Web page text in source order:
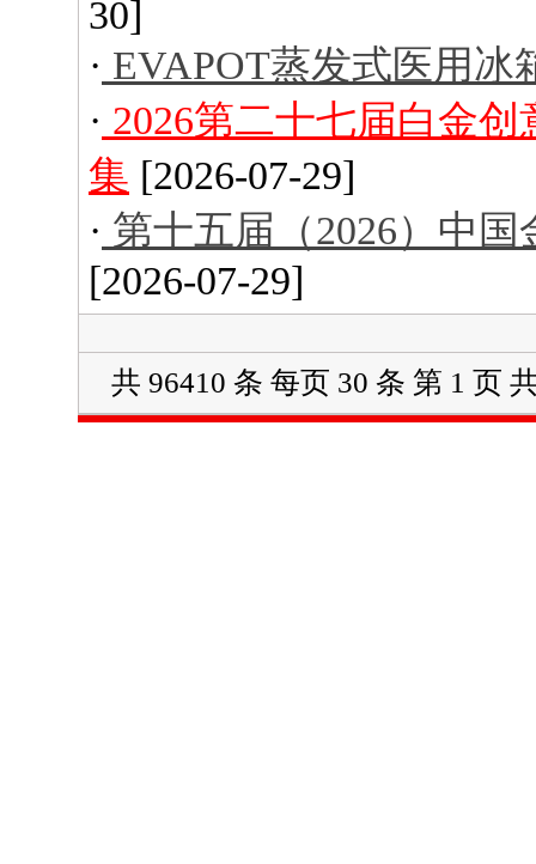
30]
· EVAPOT蒸发式医用冰
· 2026第二十七届白金
集 [2026-07-29]
· 第十五届（2026）中
[2026-07-29]
共 96410 条 每页 30 条 第 1 页